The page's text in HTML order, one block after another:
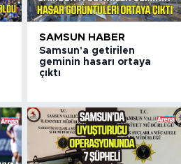
SAMSUN HABER
Samsun'a getirilen
geminin hasarı ortaya
çıktı